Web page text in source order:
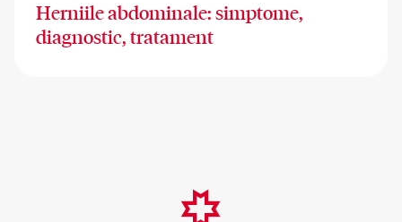
Herniile abdominale: simptome,
diagnostic, tratament